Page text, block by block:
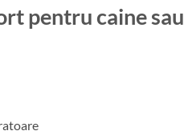
pentru caine sau